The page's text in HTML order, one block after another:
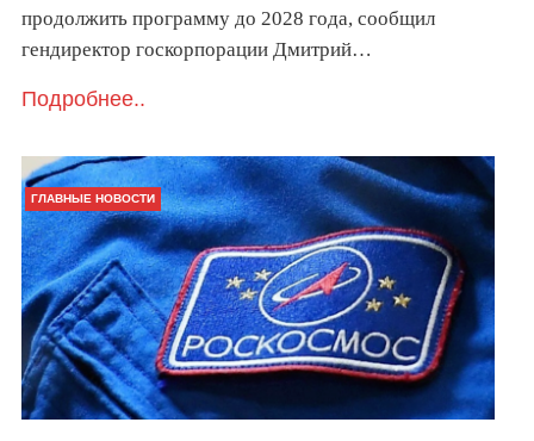
продолжить программу до 2028 года, сообщил
гендиректор госкорпорации Дмитрий…
Подробнее..
ГЛАВНЫЕ НОВОСТИ